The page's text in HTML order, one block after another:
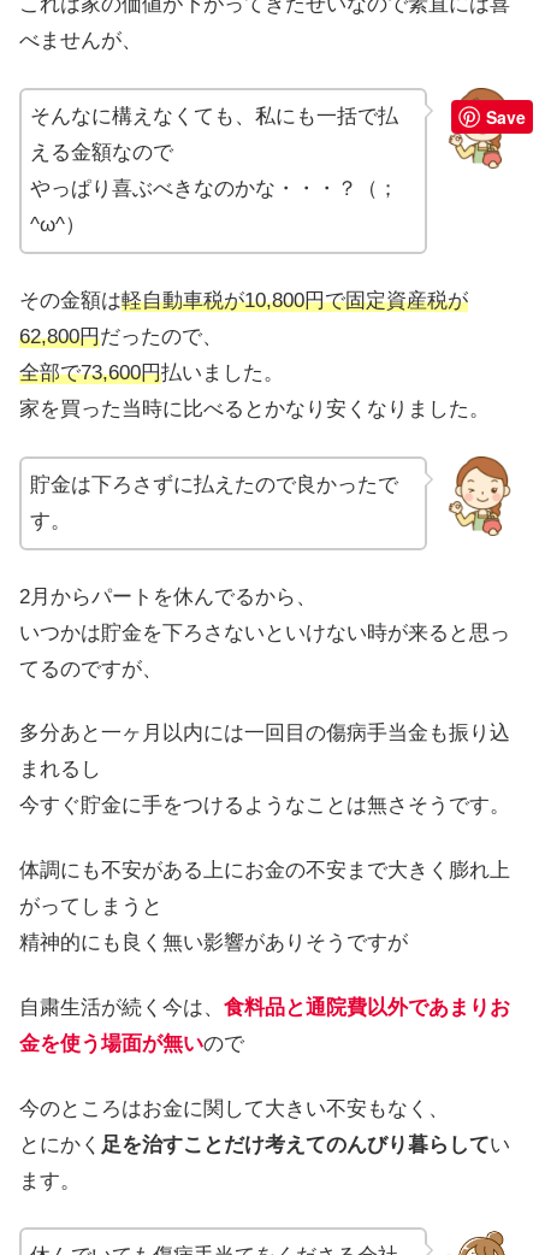
これは家の価値が下がってきたせいなので素直には喜
べませんが、
そんなに構えなくても、私にも一括で払
える金額なので
やっぱり喜ぶべきなのかな・・・？（；
^ω^）
その金額は軽自動車税が10,800円で固定資産税が
62,800円だったので、
全部で73,600円払いました。
家を買った当時に比べるとかなり安くなりました。
貯金は下ろさずに払えたので良かったで
す。
2月からパートを休んでるから、
いつかは貯金を下ろさないといけない時が来ると思っ
てるのですが、
多分あと一ヶ月以内には一回目の傷病手当金も振り込
まれるし
今すぐ貯金に手をつけるようなことは無さそうです。
体調にも不安がある上にお金の不安まで大きく膨れ上
がってしまうと
精神的にも良く無い影響がありそうですが
自粛生活が続く今は、 食料品と通院費以外であまりお
金を使う場面が無いので
今のところはお金に関して大きい不安もなく、
とにかく 足を治すことだけ考えてのんびり暮らしてい
ます。
Save